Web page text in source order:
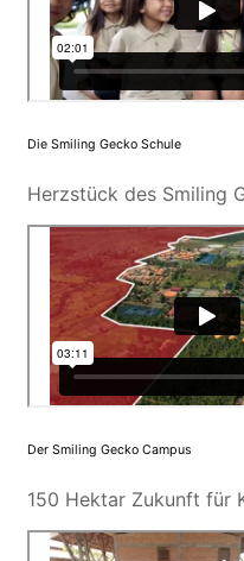
Die Smiling Gecko Schule
Herzstück des Smiling
Der Smiling Gecko Campus
150 Hektar Zukunft für